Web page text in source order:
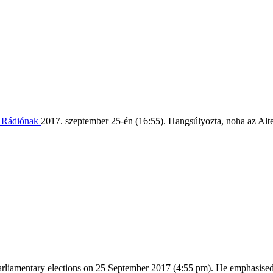
2017. szeptember 25-én (16:55). Hangsúlyozta, noha az
elections on 25 September 2017 (4:55 pm). He